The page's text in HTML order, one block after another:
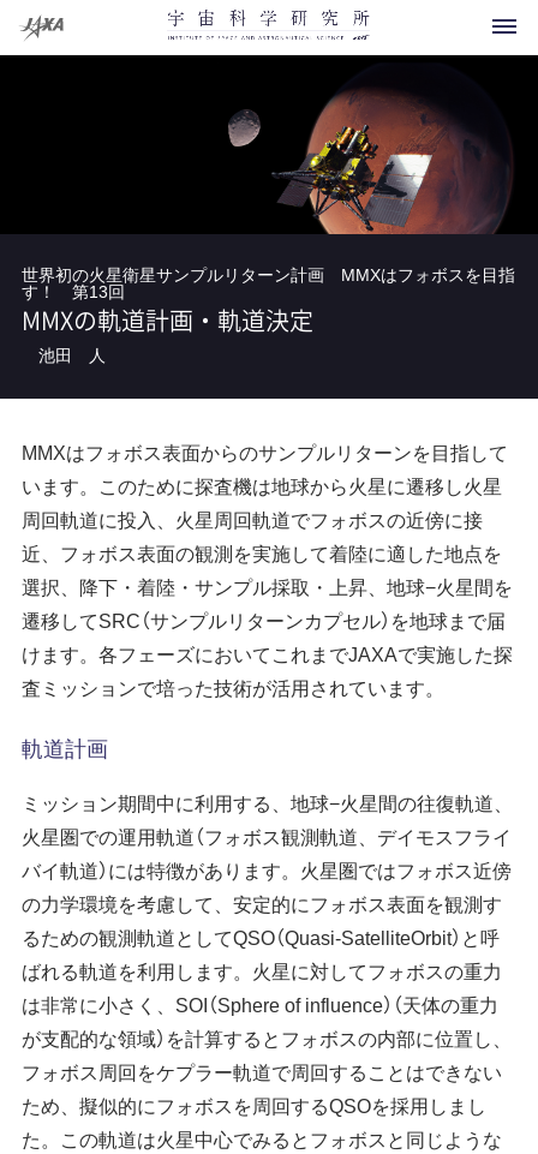
開発中
将来計画
運用終了
その他
打上げ用ロケット
観測ロケット
大気球
ミッションに 関連して思うこと
プラネタリー ディフェンス（地球防衛）
メディアの方へ
よくあるご質問
見学案内
宇宙科学講演会
特別公開
講師派遣
パンフレット
ISASニュース
模型貸出し
パネル展
フレンドレイジング
研究領域マップ
所長より
宇宙科学研究所賞
ビジョン
研究者総覧「あいさすmap」
組織
年次要覧 / ISAS Report
歴史
歴代所長
大学院教育
広報活動
世界初の火星衛星サンプルリターン計画 MMXはフォボスを目指
す！ 第13回
MMXの軌道計画・軌道決定
池田 人
MMXはフォボス表面からのサンプルリターンを目指して
います。このために探査機は地球から火星に遷移し火星
周回軌道に投入、火星周回軌道でフォボスの近傍に接
近、フォボス表面の観測を実施して着陸に適した地点を
選択、降下・着陸・サンプル採取・上昇、地球−火星間を
遷移してSRC（サンプルリターンカプセル）を地球まで届
けます。各フェーズにおいてこれまでJAXAで実施した探
査ミッションで培った技術が活用されています。
軌道計画
ミッション期間中に利用する、地球−火星間の往復軌道、
火星圏での運用軌道（フォボス観測軌道、デイモスフライ
バイ軌道）には特徴があります。火星圏ではフォボス近傍
の力学環境を考慮して、安定的にフォボス表面を観測す
るための観測軌道としてQSO（Quasi-SatelliteOrbit）と呼
ばれる軌道を利用します。火星に対してフォボスの重力
は非常に小さく、SOI（Sphere of influence）（天体の重力
が支配的な領域）を計算するとフォボスの内部に位置し、
フォボス周回をケプラー軌道で周回することはできない
ため、擬似的にフォボスを周回するQSOを採用しまし
た。この軌道は火星中心でみるとフォボスと同じような